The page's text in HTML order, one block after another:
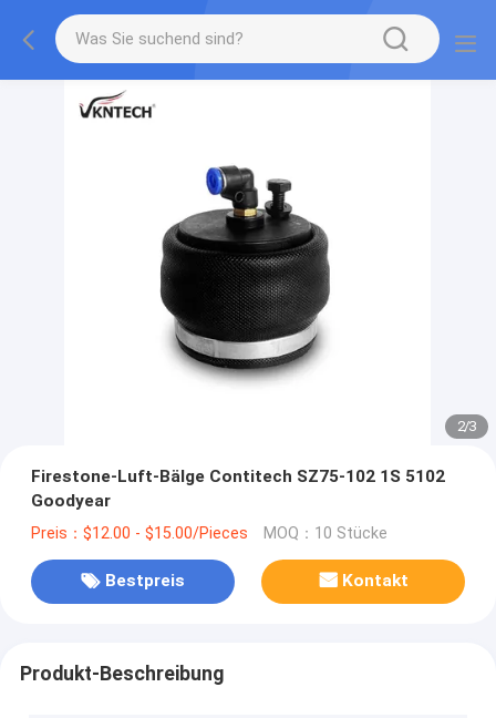
2/3
Firestone-Luft-Bälge Contitech SZ75-102 1S 5102
Goodyear
Preis：$12.00 - $15.00/Pieces MOQ：10 Stücke
Bestpreis Kontakt
Produkt-Beschreibung